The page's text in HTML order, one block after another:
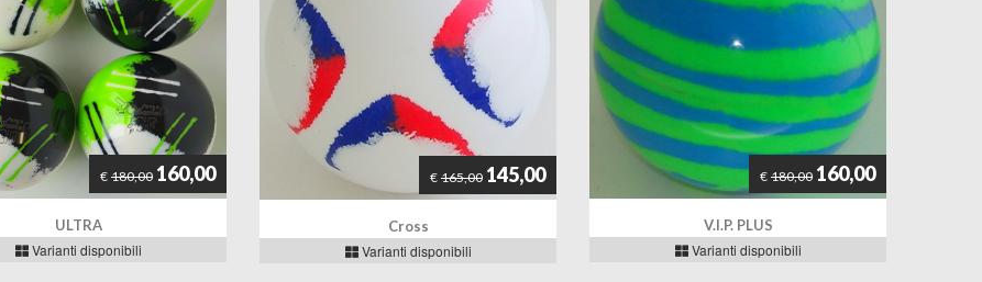
€ 180,00 160,00
ULTRA
Varianti disponibili
€ 165,00 145,00
Cross
Varianti disponibili
€ 180,00 160,00
V.I.P. PLUS
Varianti disponibili